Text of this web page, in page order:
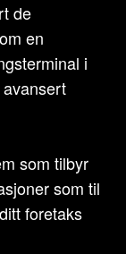
de
en
i
som tilbyr
som til
foretaks